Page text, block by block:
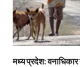
मध्य प्रदेश: